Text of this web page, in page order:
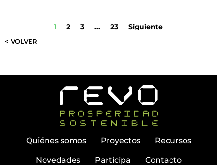
1 2 3 ... 23 Siguiente
< VOLVER
Quiénes somos Proyectos Recursos
Novedades Participa Contacto